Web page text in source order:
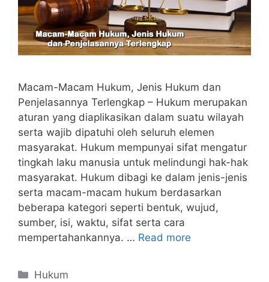
Macam-Macam Hukum, Jenis Hukum dan
Penjelasannya Terlengkap – Hukum merupakan
aturan yang diaplikasikan dalam suatu wilayah
serta wajib dipatuhi oleh seluruh elemen
masyarakat. Hukum mempunyai sifat mengatur
tingkah laku manusia untuk melindungi hak-hak
masyarakat. Hukum dibagi ke dalam jenis-jenis
serta macam-macam hukum berdasarkan
beberapa kategori seperti bentuk, wujud,
sumber, isi, waktu, sifat serta cara
mempertahankannya. … Read more
Categories
Hukum